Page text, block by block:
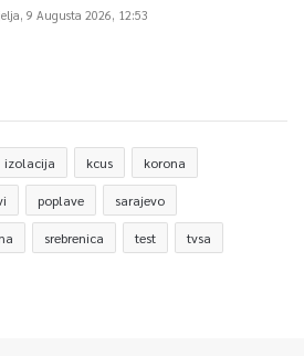
9 Augusta 2026, 12:53
izolacija kcus korona
poplave sarajevo
srebrenica test tvsa